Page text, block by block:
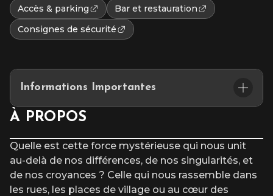
Accès & parking
Bar et restauration
Consignes de sécurité
Informations Importantes
Placement assis numéroté
après l’heure du début du spectacle.
À PROPOS
Quelle est cette force mystérieuse qui nous unit
au-delà de nos différences, de nos singularités, et
de nos croyances ? Celle qui nous rassemble dans
les rues, les places de village ou au cœur des